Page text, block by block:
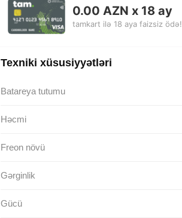
0.00 AZN x 18 ay
tamkart ilə 18 aya faizsiz ödə!
Texniki xüsusiyyətləri
Batareya tutumu
Həcmi
Freon növü
Gərginlik
Gücü